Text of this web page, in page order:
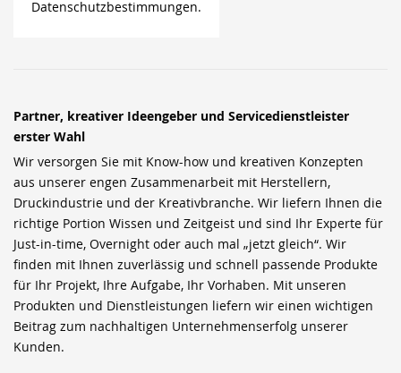
Datenschutzbestimmungen.
Partner, kreativer Ideengeber und Servicedienstleister
erster Wahl
Wir versorgen Sie mit Know-how und kreativen Konzepten
aus unserer engen Zusammenarbeit mit Herstellern,
Druckindustrie und der Kreativbranche. Wir liefern Ihnen die
richtige Portion Wissen und Zeitgeist und sind Ihr Experte für
Just-in-time, Overnight oder auch mal „jetzt gleich“. Wir
finden mit Ihnen zuverlässig und schnell passende Produkte
für Ihr Projekt, Ihre Aufgabe, Ihr Vorhaben. Mit unseren
Produkten und Dienstleistungen liefern wir einen wichtigen
Beitrag zum nachhaltigen Unternehmenserfolg unserer
Kunden.